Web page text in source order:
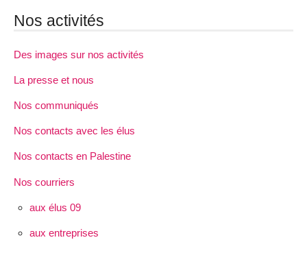
Nos activités
Des images sur nos activités
La presse et nous
Nos communiqués
Nos contacts avec les élus
Nos contacts en Palestine
Nos courriers
aux élus 09
aux entreprises